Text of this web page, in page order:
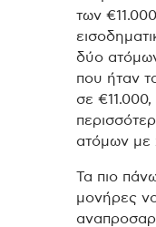
των
δύο
που ήταν
σε
ατόμων με
Τα πιο
μονήρες